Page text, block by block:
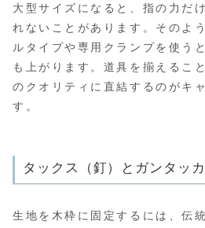
大型サイズになると、指の力だ
れないことがあります。そのよ
ルタイプや専用クランプを使う
も上がります。道具を揃えるこ
のクオリティに直結するのがキ
す。
タックス（釘）とガンタッ
生地を木枠に固定するには、伝